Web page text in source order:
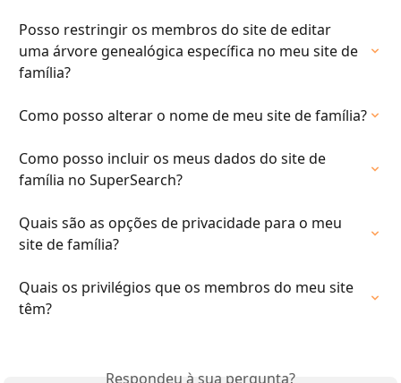
Posso restringir os membros do site de editar
uma árvore genealógica específica no meu site de
família?
Como posso alterar o nome de meu site de família?
Como posso incluir os meus dados do site de
família no SuperSearch?
Quais são as opções de privacidade para o meu
site de família?
Quais os privilégios que os membros do meu site
têm?
Respondeu à sua pergunta?